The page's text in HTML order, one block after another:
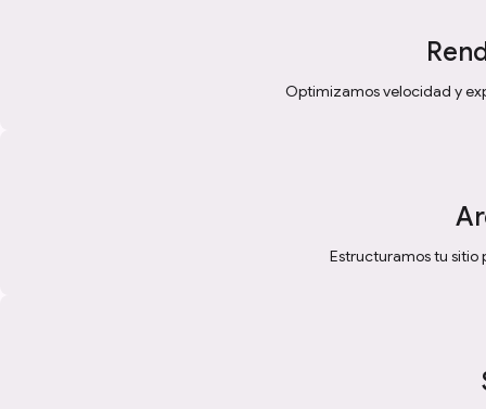
Optimizamos velocidad y
Estructuramos tu sitio